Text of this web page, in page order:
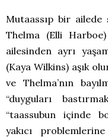
Mutaassıp bir ailede
Thelma (Elli
ailesinden ayrı
(Kaya Wilkins) aşık
ve Thelma’nın
“duyguları
“taassubun içinde
yakıcı